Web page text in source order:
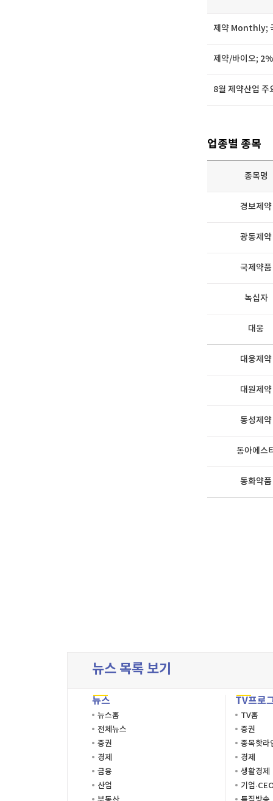
제약 Monthly;
제약/바이오;
8월 제약산업 주
업종별 종목
종목명
경보제약
광동제약
국제약품
녹십자
대웅
대웅제약
대원제약
동성제약
동아에스
동화약품
뉴스 목록 보기
뉴스
뉴스홈
전체뉴스
증권
경제
금융
산업
TV프로
TV홈
증권
종목핫라
경제
생활경제
기업